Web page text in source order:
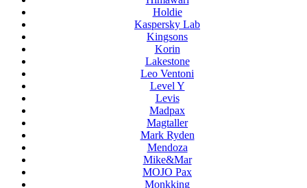
Holdie
Kaspersky Lab
Kingsons
Korin
Lakestone
Leo Ventoni
Level Y
Levis
Madpax
Magtaller
Mark Ryden
Mendoza
Mike&Mar
MOJO Pax
Monkking